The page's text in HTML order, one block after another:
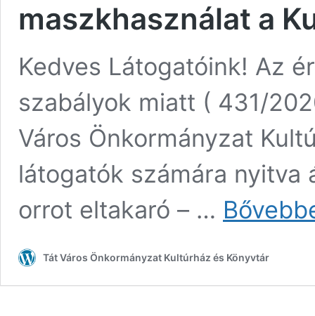
maszkhasználat a
Kedves Látogatóink! Az
szabályok miatt ( 431/
Város Önkormányzat
látogatók számára nyitva
orrot eltakaró – …
Tát Város Önkormányzat Kultúrház és Könyvtár